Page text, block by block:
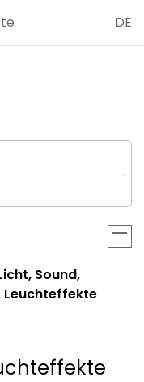
DE
Sound,
Leuchteffekte